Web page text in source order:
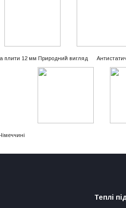
плити 12 мм Природний вигляд
Теплі